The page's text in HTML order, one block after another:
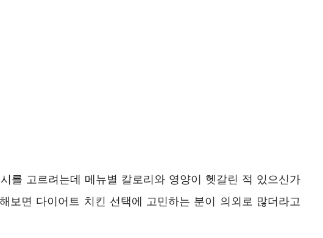
를 고르려는데 메뉴별 칼로리와 영양이 헷갈린 적 있으신가
보면 다이어트 치킨 선택에 고민하는 분이 의외로 많더라고